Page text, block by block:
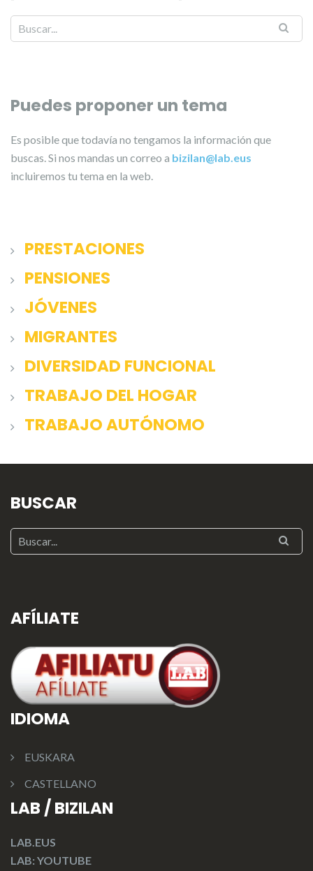
Puedes proponer un tema
Es posible que todavía no tengamos la información que
buscas. Si nos mandas un correo a bizilan@lab.eus
incluiremos tu tema en la web.
PRESTACIONES
PENSIONES
JÓVENES
MIGRANTES
DIVERSIDAD FUNCIONAL
TRABAJO DEL HOGAR
TRABAJO AUTÓNOMO
BUSCAR
AFÍLIATE
IDIOMA
EUSKARA
CASTELLANO
LAB / BIZILAN
LAB.EUS
LAB: YOUTUBE